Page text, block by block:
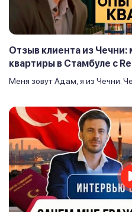
Отзыв клиента из Чечни:
квартиры в Стамбуле с
Меня зовут Адам, я из Чечни.